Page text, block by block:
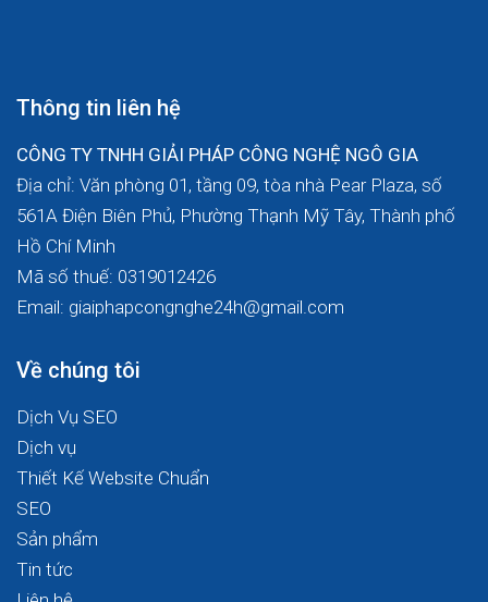
Thông tin liên hệ
CÔNG TY TNHH GIẢI PHÁP CÔNG NGHỆ NGÔ GIA
Địa chỉ: Văn phòng 01, tầng 09, tòa nhà Pear Plaza, số
561A Điện Biên Phủ, Phường Thạnh Mỹ Tây, Thành phố
Hồ Chí Minh
Mã số thuế: 0319012426
Email: giaiphapcongnghe24h@gmail.com
Về chúng tôi
Dịch Vụ SEO
Dịch vụ
Thiết Kế Website Chuẩn
SEO
Sản phẩm
Tin tức